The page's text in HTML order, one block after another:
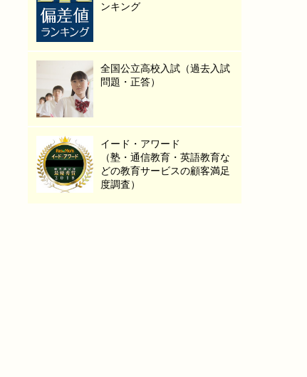
ンキング
全国公立高校入試（過去入試
問題・正答）
イード・アワード
（塾・通信教育・英語教育な
どの教育サービスの顧客満足
度調査）